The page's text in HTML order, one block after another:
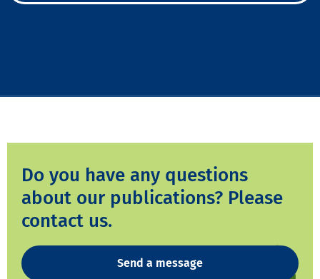
Do you have any questions
about our publications? Please
contact us.
Send a message